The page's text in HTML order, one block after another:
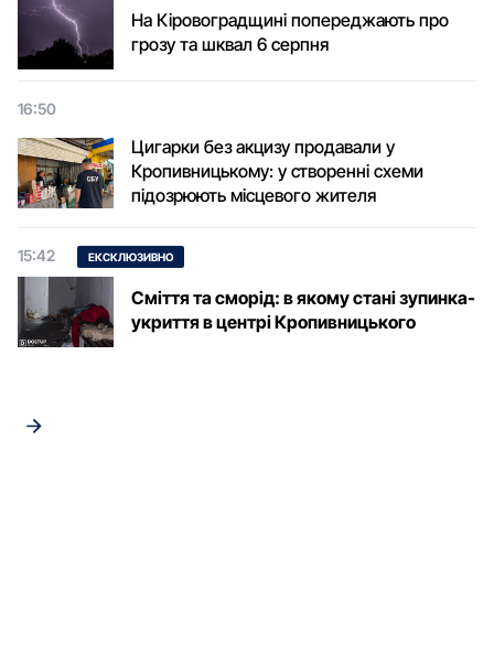
На Кіровоградщині попереджають про
грозу та шквал 6 серпня
16:50
Цигарки без акцизу продавали у
Кропивницькому: у створенні схеми
підозрюють місцевого жителя
15:42 ЕКСКЛЮЗИВНО
Сміття та сморід: в якому стані зупинка-
укриття в центрі Кропивницького